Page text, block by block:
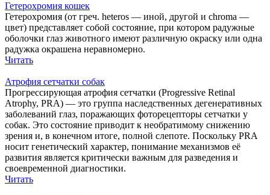
Гетерохромия кошек
Гетерохромия (от греч. heteros — иной, другой и chroma —
цвет) представляет собой состояние, при котором радужные
оболочки глаз животного имеют различную окраску или одна
радужка окрашена неравномерно.
Читать
Атрофия сетчатки собак
Прогрессирующая атрофия сетчатки (Progressive Retinal
Atrophy, PRA) — это группа наследственных дегенеративных
заболеваний глаз, поражающих фоторецепторы сетчатки у
собак. Это состояние приводит к необратимому снижению
зрения и, в конечном итоге, полной слепоте. Поскольку PRA
носит генетический характер, понимание механизмов её
развития является критически важным для разведения и
своевременной диагностики.
Читать